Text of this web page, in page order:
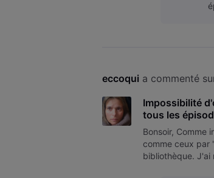
eccoqui a commenté
Impossibilité
tous les
Bonsoir, Comme
comme ceux par
bibliothèque. J'ai